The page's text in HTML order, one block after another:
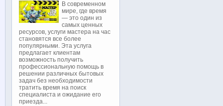
В современном
мире, где время
— это один из
самых ценных
ресурсов, услуги мастера на час
становятся все более
популярными. Эта услуга
предлагает клиентам
возможность получить
профессиональную помощь в
решении различных бытовых
задач без необходимости
тратить время на поиск
специалиста и ожидание его
приезда...